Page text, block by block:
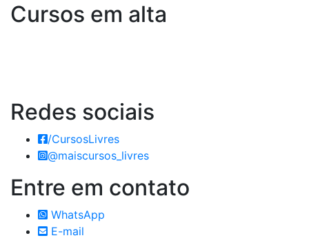
Cursos em alta
Redes sociais
/CursosLivres
@maiscursos_livres
Entre em contato
WhatsApp
E-mail